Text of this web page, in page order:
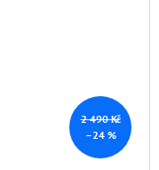
2 490 Kč
–24 %